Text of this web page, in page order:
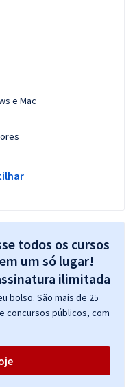
e Mac
todos os cursos
um só lugar!
bolso. São mais de 25
concursos públicos, com